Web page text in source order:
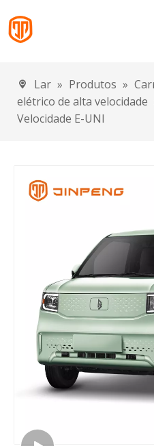
Lar » Produtos »
elétrico de alta velocidade
Velocidade E-UNI